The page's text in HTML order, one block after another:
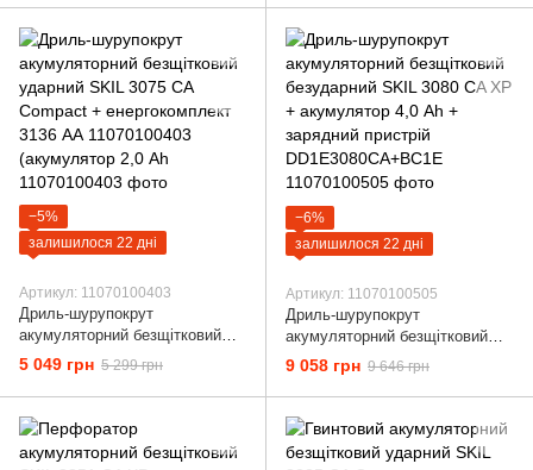
3136 АА 11070100303
(акумулятор 2,0
−5%
залишилося 22 дні
Артикул: 11070100403
Дриль-шурупокрут
акумуляторний безщітковий
ударний SKIL 3075 CA
Compact + енергокомплект
3136 АА 11070100403
(акумулятор 2,0 Ah
5 049 грн 5 299 грн
−6%
залишилося 22 дні
Артикул: 11070100505
Дриль-шурупокрут
акумуляторний безщітковий
безударний SKIL 3080 CA XP +
акумулятор 4,0 Ah + зарядний
пристрій DD1E3080CA+BC1E
9 058 грн 9 646 грн